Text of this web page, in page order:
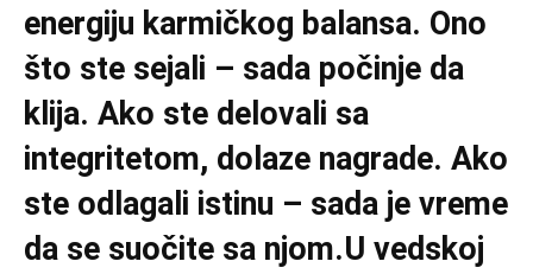
energiju karmičkog balansa. Ono
što ste sejali – sada počinje da
klija. Ako ste delovali sa
integritetom, dolaze nagrade. Ako
ste odlagali istinu – sada je vreme
da se suočite sa njom.U vedskoj